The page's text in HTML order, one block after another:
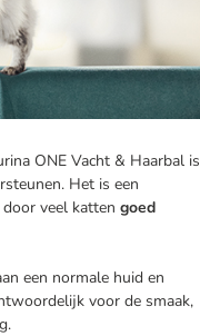
ONE Vacht & Haarbal is
Het is een
veel katten goed
een normale huid en
voor de smaak,